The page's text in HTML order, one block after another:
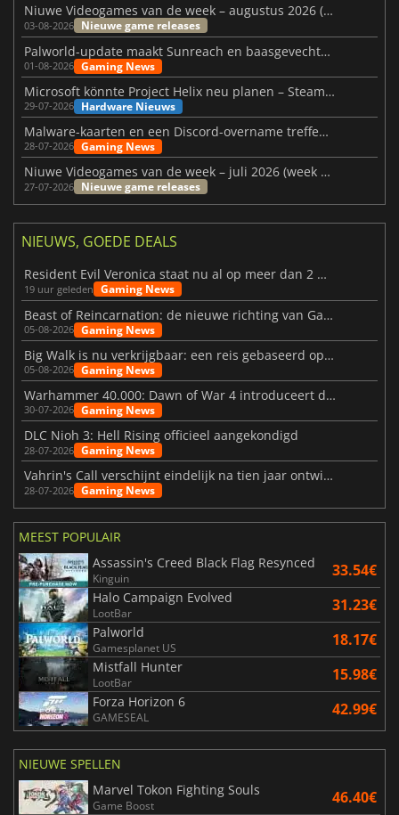
Niuwe Videogames van de week – augustus 2026 (week 32)
03-08-2026 Nieuwe game releases
Palworld-update maakt Sunreach en baasgevechten stabieler
01-08-2026 Gaming News
Microsoft könnte Project Helix neu planen – Steam-Support wackelt
29-07-2026 Hardware Nieuws
Malware-kaarten en een Discord-overname treffen Meccha Chameleon
28-07-2026 Gaming News
Niuwe Videogames van de week – juli 2026 (week 31)
27-07-2026 Nieuwe game releases
NIEUWS, GOEDE DEALS
Resident Evil Veronica staat nu al op meer dan 2 miljoen verlanglijstjes
19 uur geleden Gaming News
Beast of Reincarnation: de nieuwe richting van Game Freak
05-08-2026 Gaming News
Big Walk is nu verkrijgbaar: een reis gebaseerd op vriendschap
05-08-2026 Gaming News
Warhammer 40.000: Dawn of War 4 introduceert de Necron-factie
30-07-2026 Gaming News
DLC Nioh 3: Hell Rising officieel aangekondigd
28-07-2026 Gaming News
Vahrin's Call verschijnt eindelijk na tien jaar ontwikkeling
28-07-2026 Gaming News
MEEST POPULAIR
Assassin's Creed Black Flag Resynced
Kinguin 33.54€
Halo Campaign Evolved
LootBar 31.23€
Palworld
Gamesplanet US 18.17€
Mistfall Hunter
LootBar 15.98€
Forza Horizon 6
GAMESEAL 42.99€
NIEUWE SPELLEN
Marvel Tokon Fighting Souls
Game Boost 46.40€